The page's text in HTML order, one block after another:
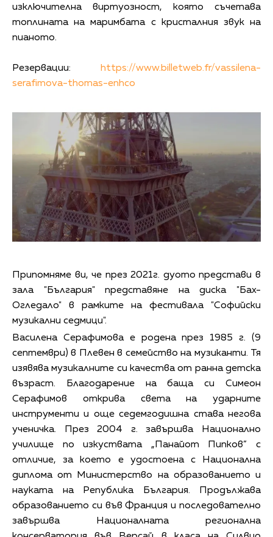
изключителна виртуозност, която съчетава
топлината на маримбата с кристалния звук на
пианото.
Резервации: https://www.billetweb.fr/vassilena-
serafimova-thomas-enhco
Припомняме ви, че през 2021г. дуото представи в
зала "България" представяне на диска "Бах-
Огледало" в рамките на фестивала "Софийски
музикални седмици".
Василена Серафимова е родена през 1985 г. (9
септември) в Плевен в семейство на музиканти. Тя
изявява музикалните си качества от ранна детска
възраст. Благодарение на баща си Симеон
Серафимов открива света на ударните
инструменти и още седемгодишна става негова
ученичка. През 2004 г. завършва Национално
училище по изкуствата „Панайот Пипков” с
отличие, за което е удостоена с Национална
диплома от Министерство на образованието и
науката на Република България. Продължава
образованието си във Франция и последователно
завършва Националната регионална